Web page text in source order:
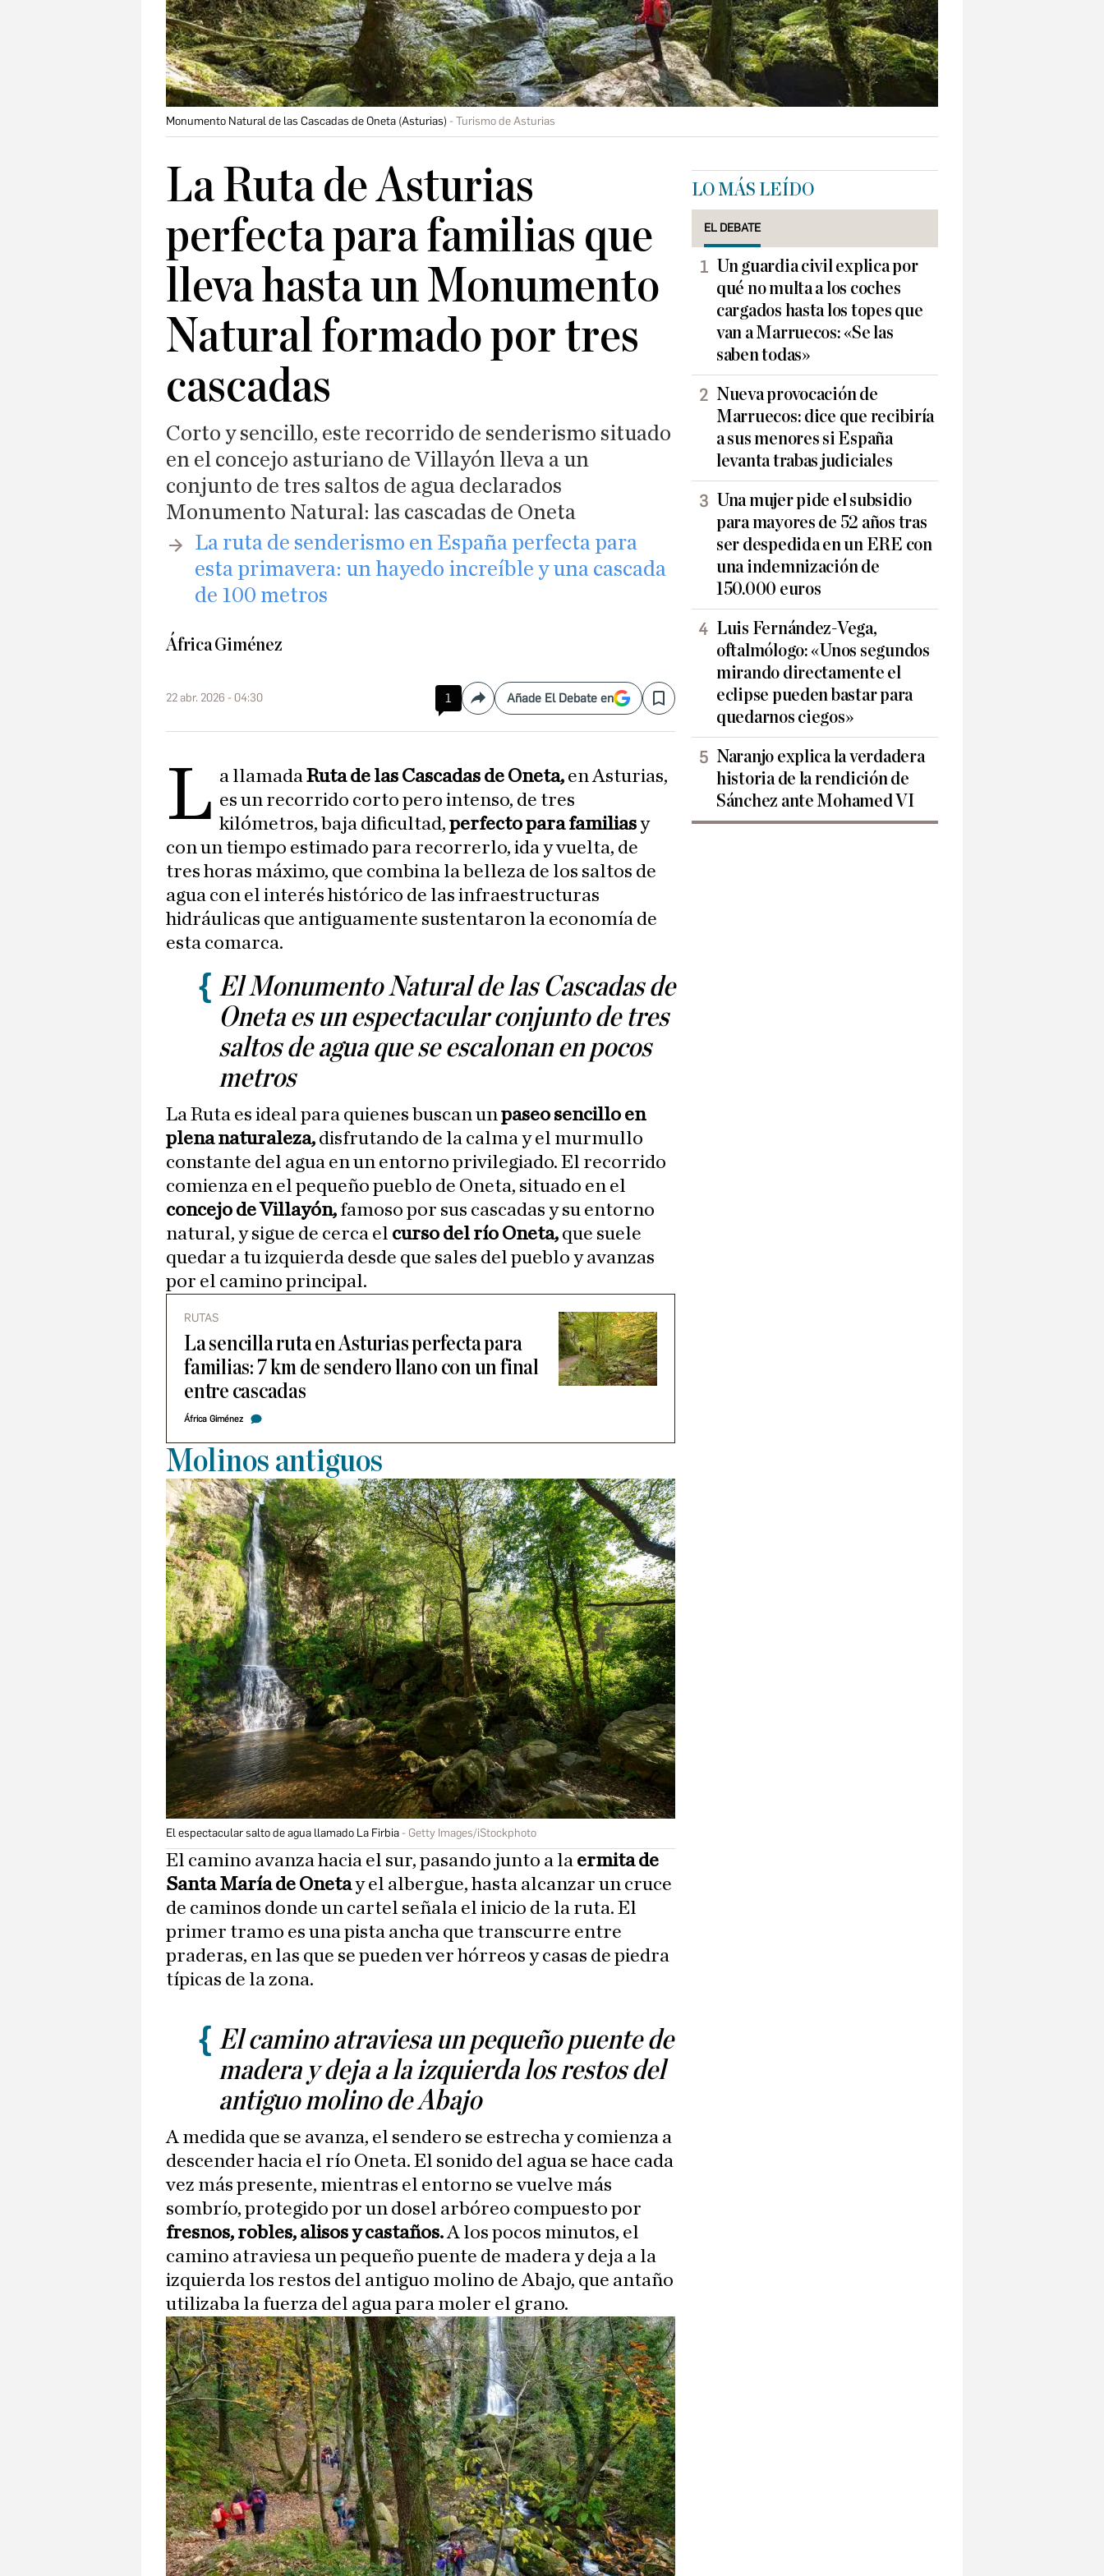
Monumento Natural de las Cascadas de Oneta (Asturias) Turismo de Asturias
La Ruta de Asturias
perfecta para familias que
lleva hasta un Monumento
Natural formado por tres
cascadas
Corto y sencillo, este recorrido de senderismo situado
en el concejo asturiano de Villayón lleva a un
conjunto de tres saltos de agua declarados
Monumento Natural: las cascadas de Oneta
​La ruta de senderismo en España perfecta para
esta primavera: un hayedo increíble y una cascada
de 100 metros
África Giménez
22 abr. 2026 - 04:30 1 CompartirAñade El Debate en Save
L a llamadaRuta de las Cascadas de Oneta, en Asturias,
es un recorrido corto pero intenso, de tres
kilómetros, baja dificultad,perfecto para familiasy
con un tiempo estimado para recorrerlo, ida y vuelta, de
tres horas máximo, que combina la belleza de los saltos de
agua con el interés histórico de las infraestructuras
hidráulicas que antiguamente sustentaron la economía de
esta comarca.
El Monumento Natural de las Cascadas de
Oneta es un espectacular conjunto de tres
saltos de agua que se escalonan en pocos
metros
La Ruta es ideal para quienes buscan unpaseo sencillo en
plena naturaleza, disfrutando de la calma y el murmullo
constante del agua en un entorno privilegiado. El recorrido
comienza en el pequeño pueblo de Oneta, situado en el
concejo de Villayón, famoso por sus cascadas y su entorno
natural, y sigue de cerca el curso del río Oneta, que suele
quedar a tu izquierda desde que sales del pueblo y avanzas
por el camino principal.
RUTAS
La sencilla ruta en Asturias perfecta para
familias: 7 km de sendero llano con un final
entre cascadas
África Giménez
Molinos antiguos
El espectacular salto de agua llamado La Firbia Getty Images/iStockphoto
El camino avanza hacia el sur, pasando junto a la ermita de
Santa María de Onetay el albergue, hasta alcanzar un cruce
de caminos donde un cartel señala el inicio de la ruta. El
primer tramo es una pista ancha que transcurre entre
praderas, en las que se pueden ver hórreos y casas de piedra
típicas de la zona.
El camino atraviesa un pequeño puente de
madera y deja a la izquierda los restos del
antiguo molino de Abajo
A medida que se avanza, el sendero se estrecha y comienza a
descender hacia el río Oneta. El sonido del agua se hace cada
vez más presente, mientras el entorno se vuelve más
sombrío, protegido por un dosel arbóreo compuesto por
fresnos, robles, alisos y castaños. A los pocos minutos, el
camino atraviesa un pequeño puente de madera y deja a la
izquierda los restos del antiguo molino de Abajo, que antaño
utilizaba la fuerza del agua para moler el grano.
LO MÁS LEÍDO
EL DEBATE
Un guardia civil explica por
qué no multa a los coches
cargados hasta los topes que
van a Marruecos: «Se las
saben todas»
Nueva provocación de
Marruecos: dice que recibiría
a sus menores si España
levanta trabas judiciales
Una mujer pide el subsidio
para mayores de 52 años tras
ser despedida en un ERE con
una indemnización de
150.000 euros
Luis Fernández-Vega,
oftalmólogo: «Unos segundos
mirando directamente el
eclipse pueden bastar para
quedarnos ciegos»
Naranjo explica la verdadera
historia de la rendición de
Sánchez ante Mohamed VI